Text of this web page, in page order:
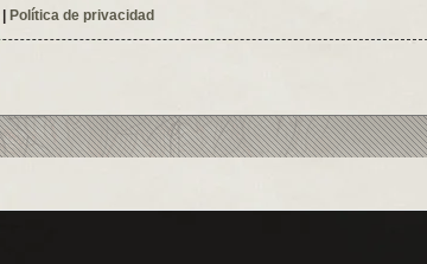
| Política de privacidad